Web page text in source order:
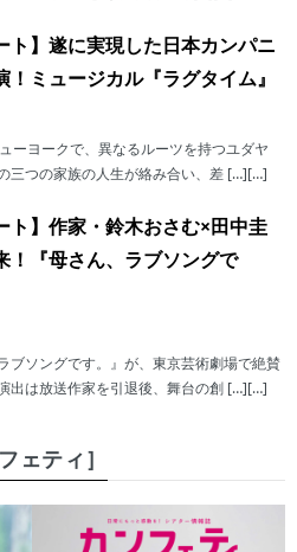
ト】遂に実現した日本カンパニ
！ミュージカル『ラグタイム』
ーヨークで、異なるルーツを持つユダヤ
三つの家族の人生が絡み合い、差 […][…]
ト】作家・鈴木おさむ×田中圭
！『母さん、ラブソングで
ブソングです。』が、東京芸術劇場で絶賛
出は放送作家を引退後、舞台の創 […][…]
ェティ］